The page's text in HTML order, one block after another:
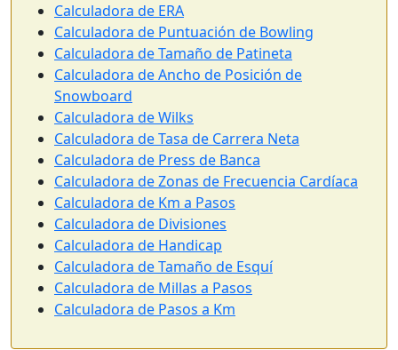
Calculadora de ERA
Calculadora de Puntuación de Bowling
Calculadora de Tamaño de Patineta
Calculadora de Ancho de Posición de
Snowboard
Calculadora de Wilks
Calculadora de Tasa de Carrera Neta
Calculadora de Press de Banca
Calculadora de Zonas de Frecuencia Cardíaca
Calculadora de Km a Pasos
Calculadora de Divisiones
Calculadora de Handicap
Calculadora de Tamaño de Esquí
Calculadora de Millas a Pasos
Calculadora de Pasos a Km